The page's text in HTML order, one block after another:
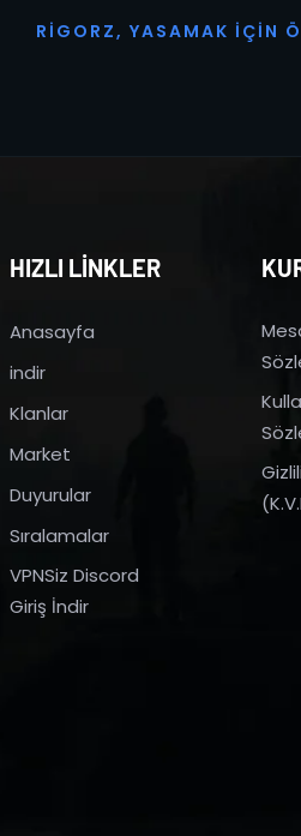
R I G O R Z, YASAMAK İ ÇI N Ö
HIZLI LİNKLER
Anasayfa
indir
Klanlar
Market
Duyurular
Sıralamalar
VPNSiz Discord
Giriş İndir